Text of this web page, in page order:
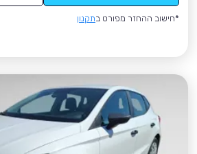
*חישוב ההחזר מפורט בתקנון